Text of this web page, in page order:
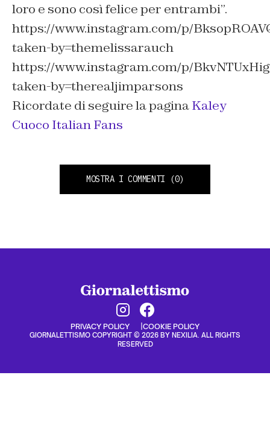
loro e sono così felice per entrambi”.
https://www.instagram.com/p/
taken-by=themelissarauch
https://www.instagram.com/p/
taken-by=therealjimparsons
Ricordate di seguire la paginaKaley
Cuoco Italian Fans
MOSTRA I COMMENTI (0)
PRIVACY POLICY COOKIE POLICY
GIORNALETTISMO COPYRIGHT © 2026 BY NEXILIA. ALL RIGHTS
RESERVED